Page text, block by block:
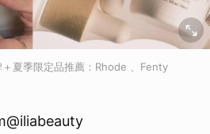
夏季限定品推薦：Rhode 、Fenty